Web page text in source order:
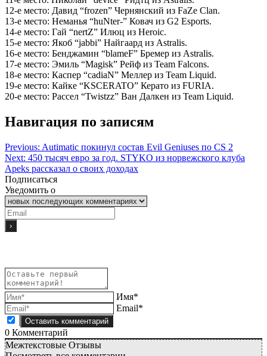
12-е место: Давид “frozen” Чернянский из FaZe Clan.
13-е место: Неманья “huNter-” Ковач из G2 Esports.
14-е место: Гай “nertZ” Илюц из Heroic.
15-е место: Якоб “jabbi” Найгаард из Astralis.
16-е место: Бенджамин “blameF” Бремер из Astralis.
17-е место: Эмиль “Magisk” Рейф из Team Falcons.
18-е место: Каспер “cadiaN” Меллер из Team Liquid.
19-е место: Кайке “KSCERATO” Керато из FURIA.
20-е место: Рассел “Twistzz” Ван Далкен из Team Liquid.
Навигация по записям
Previous: Autimatic покинул состав Evil Geniuses по CS 2
Next: 450 тысяч евро за год. STYKO из норвежского клуба
Apeks рассказал о своих доходах
Подписаться
Уведомить о
Имя*
Email*
0 Комментарий
Межтекстовые Отзывы